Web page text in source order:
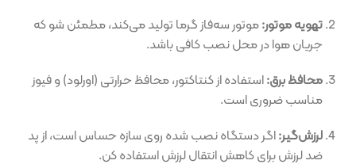
تهویه موتور:موتور سه‌فاز گرما تولید می‌کند، مطمئن شو که
جریان هوا در محل نصب کافی باشد.
محافظ برق:استفاده از کنتاکتور، محافظ حرارتی (اورلود) و فیوز
مناسب ضروری است.
لرزش‌گیر:اگر دستگاه نصب شده روی سازه حساس است، از پد
ضد لرزش برای کاهش انتقال لرزش استفاده کن.